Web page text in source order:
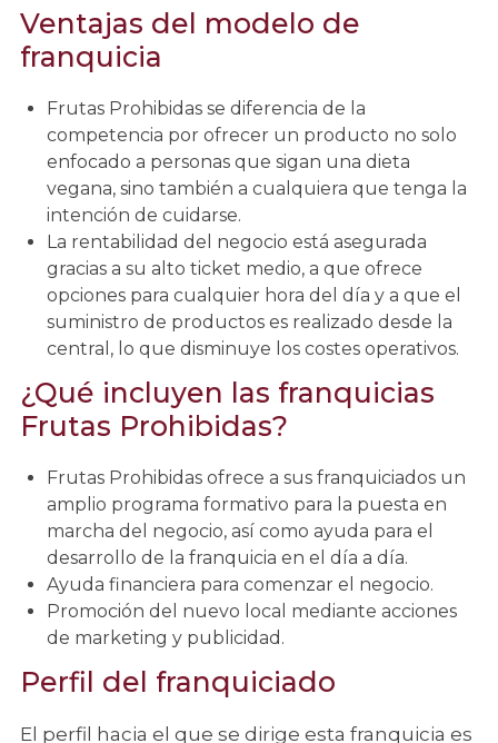
Ventajas del modelo de
franquicia
Frutas Prohibidas se diferencia de la
competencia por ofrecer un producto no solo
enfocado a personas que sigan una dieta
vegana, sino también a cualquiera que tenga la
intención de cuidarse.
La rentabilidad del negocio está asegurada
gracias a su alto ticket medio, a que ofrece
opciones para cualquier hora del día y a que el
suministro de productos es realizado desde la
central, lo que disminuye los costes operativos.
¿Qué incluyen las franquicias
Frutas Prohibidas?
Frutas Prohibidas ofrece a sus franquiciados un
amplio programa formativo para la puesta en
marcha del negocio, así como ayuda para el
desarrollo de la franquicia en el día a día.
Ayuda financiera para comenzar el negocio.
Promoción del nuevo local mediante acciones
de marketing y publicidad.
Perfil del franquiciado
El perfil hacia el que se dirige esta franquicia es